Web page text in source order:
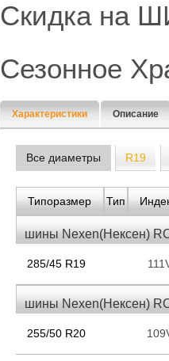
Скидка на
Сезонное
Характеристики Описание
Все диаметры R19
Типоразмер Тип
шины Nexen(Нексен)
285/45 R19
шины Nexen(Нексен)
255/50 R20